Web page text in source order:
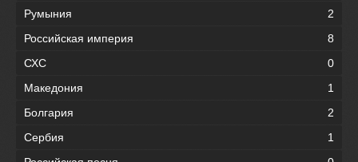
Румыния
2
Российская империя
8
СХС
0
Македония
1
Болгария
2
Сербия
1